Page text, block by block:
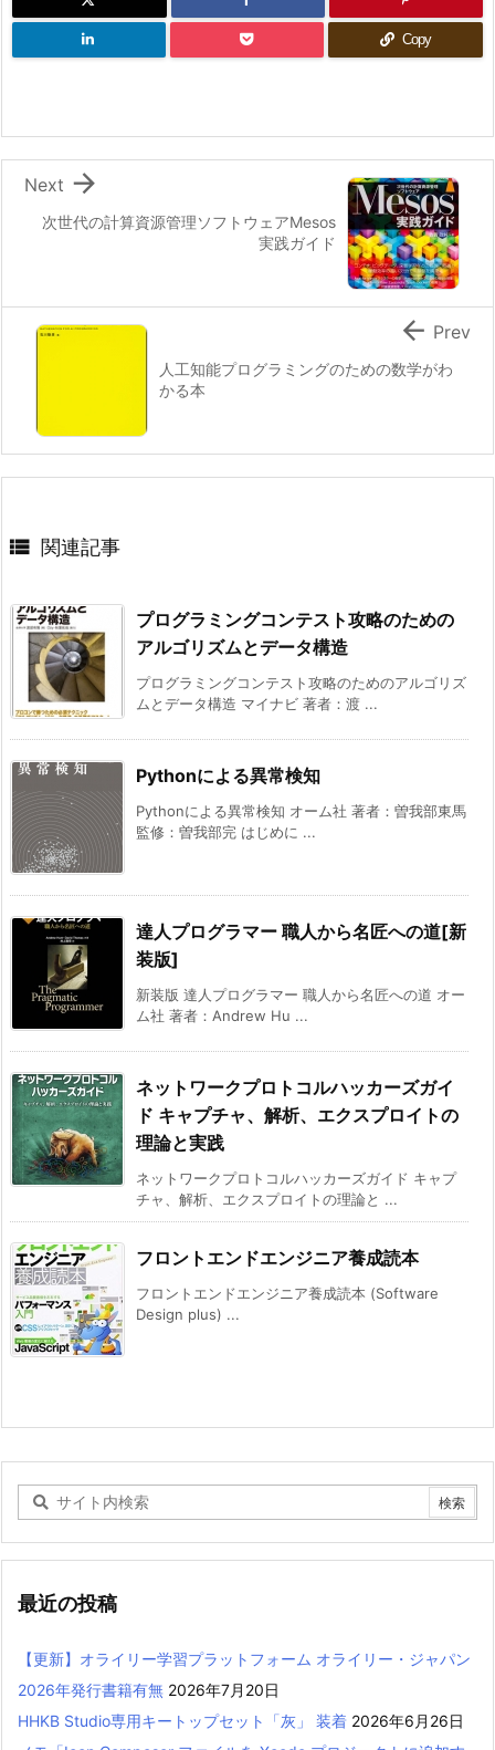
Copy
次世代の計算資源管理ソフトウェアMesos
実践ガイド

Next
人工知能プログラミングのための数学がわ
かる本
 Prev
 関連記事
プログラミングコンテスト攻略のための
アルゴリズムとデータ構造
プログラミングコンテスト攻略のためのアルゴリズ
ムとデータ構造 マイナビ 著者：渡 ...
Pythonによる異常検知
Pythonによる異常検知 オーム社 著者：曽我部東馬
監修：曽我部完 はじめに ...
達人プログラマー 職人から名匠への道[新
装版]
新装版 達人プログラマー 職人から名匠への道 オー
ム社 著者：Andrew Hu ...
ネットワークプロトコルハッカーズガイ
ド キャプチャ、解析、エクスプロイトの
理論と実践
ネットワークプロトコルハッカーズガイド キャプ
チャ、解析、エクスプロイトの理論と ...
フロントエンドエンジニア養成読本
フロントエンドエンジニア養成読本 (Software
Design plus) ...
最近の投稿
【更新】オライリー学習プラットフォーム オライリー・ジャパン
2026年発行書籍有無 2026年7月20日
HHKB Studio専用キートップセット「灰」 装着 2026年6月26日